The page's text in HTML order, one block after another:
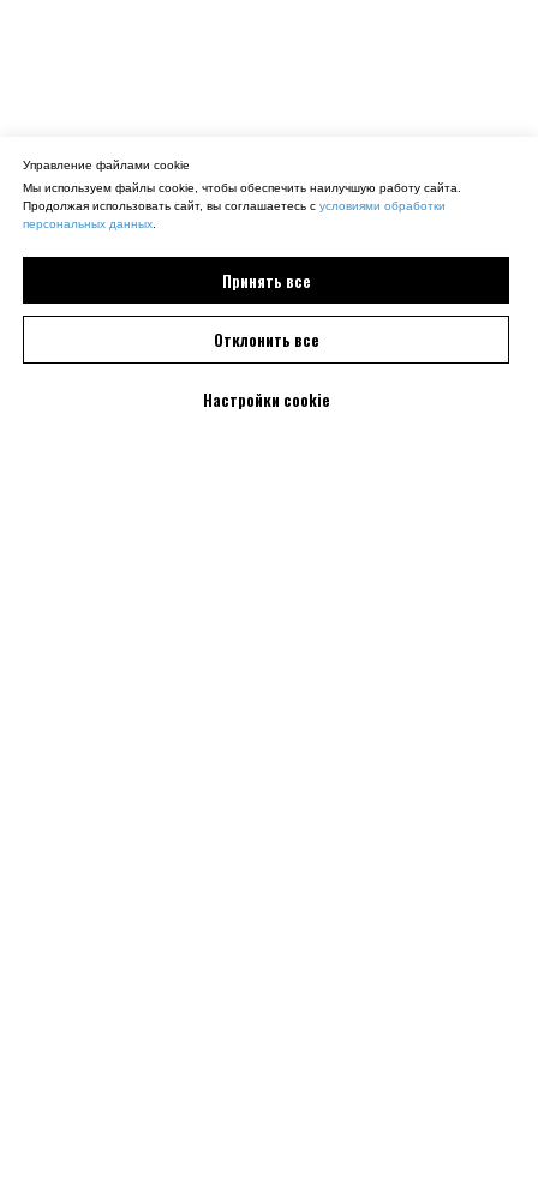
Управление файлами cookie
Мы используем файлы cookie, чтобы обеспечить наилучшую работу сайта.
Продолжая использовать сайт, вы соглашаетесь с условиями обработки
персональных данных
Принять все
Отклонить все
Настройки cookie